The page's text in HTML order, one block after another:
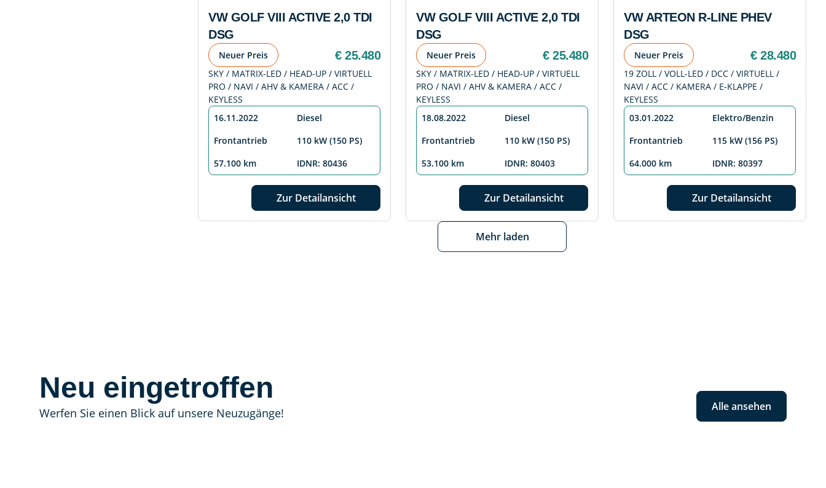
VW GOLF VIII ACTIVE 2,0 TDI
DSG
Neuer Preis € 25.480
SKY / MATRIX-LED / HEAD-UP / VIRTUELL
PRO / NAVI / AHV & KAMERA / ACC /
KEYLESS
16.11.2022
Diesel
Frontantrieb
110 kW (150 PS)
57.100 km
IDNR: 80436
Zur Detailansicht
VW GOLF VIII ACTIVE 2,0 TDI
DSG
Neuer Preis € 25.480
SKY / MATRIX-LED / HEAD-UP / VIRTUELL
PRO / NAVI / AHV & KAMERA / ACC /
KEYLESS
18.08.2022
Diesel
Frontantrieb
110 kW (150 PS)
53.100 km
IDNR: 80403
Zur Detailansicht
VW ARTEON R-LINE PHEV
DSG
Neuer Preis € 28.480
19 ZOLL / VOLL-LED / DCC / VIRTUELL /
NAVI / ACC / KAMERA / E-KLAPPE /
KEYLESS
03.01.2022
Elektro/Benzin
Frontantrieb
115 kW (156 PS)
64.000 km
IDNR: 80397
Zur Detailansicht
Mehr laden
Neu eingetroffen
Werfen Sie einen Blick auf unsere Neuzugänge! Alle ansehen